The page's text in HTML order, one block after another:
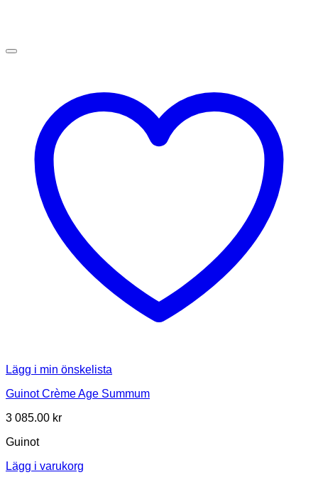
Lägg i min önskelista
Guinot Crème Age Summum
3 085.00 kr
Guinot
Lägg i varukorg